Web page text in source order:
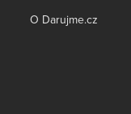
O Darujme.cz